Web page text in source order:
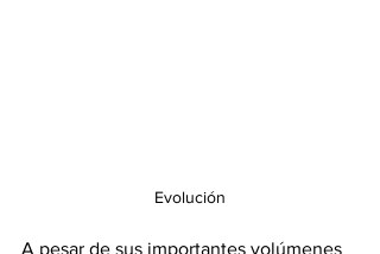
Evolución
A pesar de sus importantes volúmenes